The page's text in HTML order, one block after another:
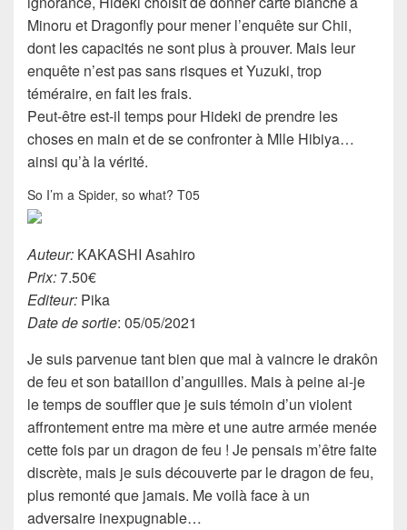
Minoru et Dragonfly pour mener l’enquête sur Chii,
dont les capacités ne sont plus à prouver. Mais leur
enquête n’est pas sans risques et Yuzuki, trop
téméraire, en fait les frais.
Peut-être est-il temps pour Hideki de prendre les
choses en main et de se confronter à Mlle Hibiya…
ainsi qu’à la vérité.
So I’m a Spider, so what? T05
Auteur: KAKASHI Asahiro
Prix:7.50€
Editeur: Pika
Date de sortie: 05/05/2021
Je suis parvenue tant bien que mal à vaincre le drakôn
de feu et son bataillon d’anguilles. Mais à peine ai-je
le temps de souffler que je suis témoin d’un violent
affrontement entre ma mère et une autre armée menée
cette fois par un dragon de feu ! Je pensais m’être faite
discrète, mais je suis découverte par le dragon de feu,
plus remonté que jamais. Me voilà face à un
adversaire inexpugnable…